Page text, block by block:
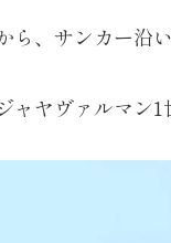
ら、サンカー沿
ヤヴァルマン1